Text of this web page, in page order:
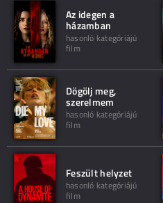
Az idegen a
házamban
hasonló kategóriájú
film
Dögölj meg,
szerelmem
hasonló kategóriájú
film
Feszült helyzet
hasonló kategóriájú
film